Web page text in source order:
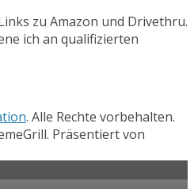
zu Amazon und Drivethru.
ich an qualifizierten
. Alle Rechte vorbehalten.
Präsentiert von